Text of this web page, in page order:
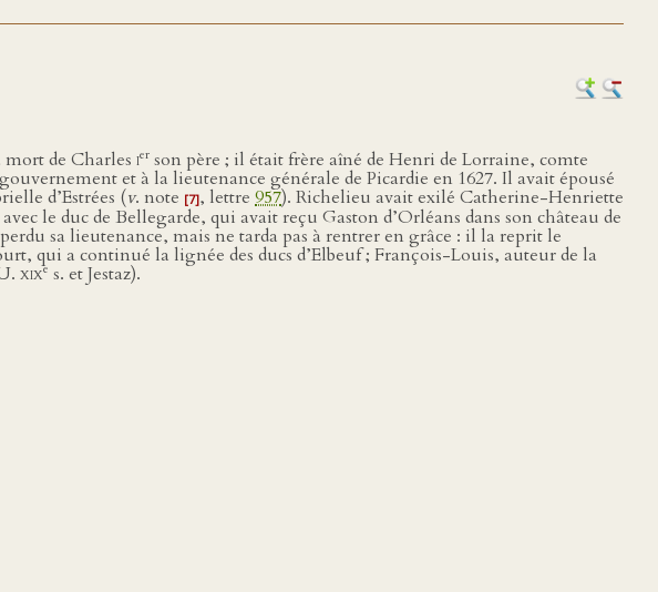
mort de Charles ier son père ; il était frère aîné de Henri de Lorraine, comte
et à la lieutenance générale de Picardie en 1627. Il avait épousé
d’Estrées (v. note [7], lettre 957). Richelieu avait exilé Catherine-Henriette
le duc de Bellegarde, qui avait reçu Gaston d’Orléans dans son château de
sa lieutenance, mais ne tarda pas à rentrer en grâce : il la reprit le
qui a continué la lignée des ducs d’Elbeuf ; François-Louis, auteur de la
xixe s. et Jestaz).